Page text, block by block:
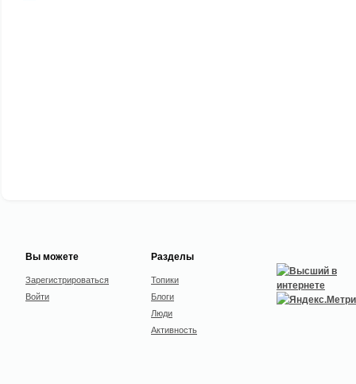
Вы можете
Зарегистрироваться
Войти
Разделы
Топики
Блоги
Люди
Активность